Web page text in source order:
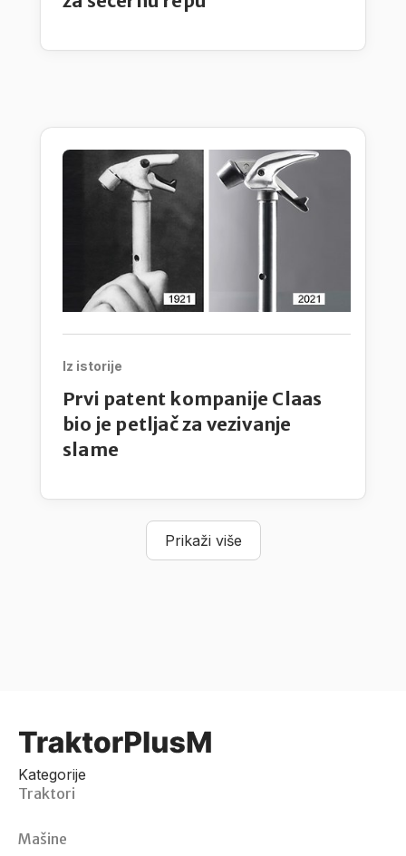
Iz istorije
Prvi patent kompanije Claas
bio je petljač za vezivanje
slame
Prikaži više
Kategorije
Traktori
Mašine